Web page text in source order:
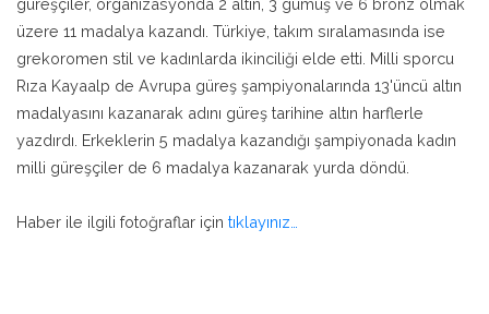
güreşçiler, organizasyonda 2 altın, 3 gümüş ve 6 bronz olmak
üzere 11 madalya kazandı. Türkiye, takım sıralamasında ise
grekoromen stil ve kadınlarda ikinciliği elde etti. Milli sporcu
Rıza Kayaalp de Avrupa güreş şampiyonalarında 13'üncü altın
madalyasını kazanarak adını güreş tarihine altın harflerle
yazdırdı. Erkeklerin 5 madalya kazandığı şampiyonada kadın
milli güreşçiler de 6 madalya kazanarak yurda döndü.
Haber ile ilgili fotoğraflar için tıklayınız…